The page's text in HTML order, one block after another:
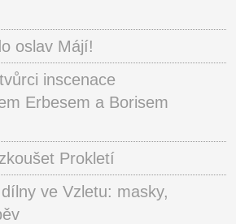
oslav Májí!
inscenace
Erbesem a Borisem
Prokletí
ve Vzletu: masky,